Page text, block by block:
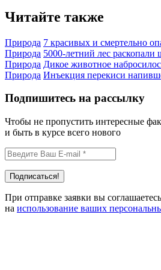
Читайте также
Природа 7 красивых и смертельно
Природа 5000-летний лес
Природа Дикое животное
Природа Инъекция перекиси
Подпишитесь на рассылку
Чтобы не пропустить интересные
и быть в курсе всего нового
При отправке заявки вы соглашаетесь
на использование ваших